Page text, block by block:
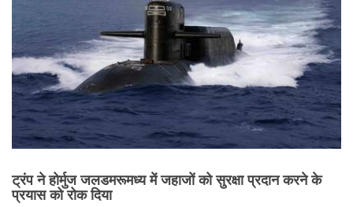
ट्रंप ने होर्मुज जलडमरूमध्य में जहाजों को सुरक्षा प्रदान करने के
प्रयास को रोक दिया